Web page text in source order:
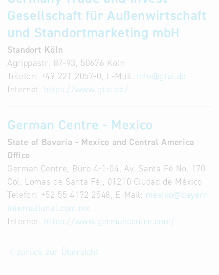
Gesellschaft für Außenwirtschaft
und Standortmarketing mbH
Standort Köln
Agrippastr. 87-93, 50676 Köln
Telefon: +49 221 2057-0, E-Mail: info@gtai.de
Internet: https://www.gtai.de/
German Centre - Mexico
State of Bavaria - Mexico and Central America
Office
German Centre, Büro 4-1-04, Av. Santa Fé No. 170
Col. Lomas de Santa Fé,, 01210 Ciudad de México
Telefon: +52 55 4172 2548, E-Mail: mexiko@bayern-
international.com.mx
Internet: https://www.germancentre.com/
zurück zur Übersicht